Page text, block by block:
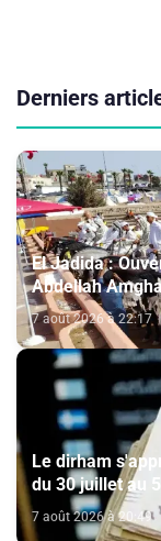
Derniers
El Jadida :
Abdellah
7 août 2026 à 22:17
Le dirham
du 30 juillet au
7 août 2026 à 20:49